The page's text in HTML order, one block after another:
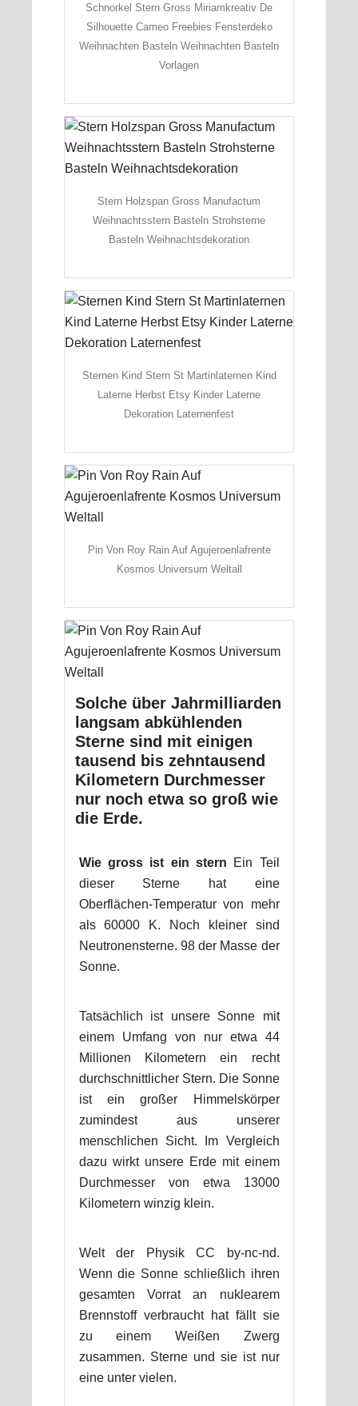
Schnorkel Stern Gross Miriamkreativ De
Silhouette Cameo Freebies Fensterdeko
Weihnachten Basteln Weihnachten Basteln
Vorlagen
Stern Holzspan Gross Manufactum
Weihnachtsstern Basteln Strohsterne
Basteln Weihnachtsdekoration
Sternen Kind Stern St Martinlaternen Kind
Laterne Herbst Etsy Kinder Laterne
Dekoration Laternenfest
Pin Von Roy Rain Auf Agujeroenlafrente
Kosmos Universum Weltall
Solche über Jahrmilliarden
langsam abkühlenden
Sterne sind mit einigen
tausend bis zehntausend
Kilometern Durchmesser
nur noch etwa so groß wie
die Erde.
Wie gross ist ein stern Ein Teil
dieser Sterne hat eine
Oberflächen-Temperatur von mehr
als 60000 K. Noch kleiner sind
Neutronensterne. 98 der Masse der
Sonne.
Tatsächlich ist unsere Sonne mit
einem Umfang von nur etwa 44
Millionen Kilometern ein recht
durchschnittlicher Stern. Die Sonne
ist ein großer Himmelskörper
zumindest aus unserer
menschlichen Sicht. Im Vergleich
dazu wirkt unsere Erde mit einem
Durchmesser von etwa 13000
Kilometern winzig klein.
Welt der Physik CC by-nc-nd.
Wenn die Sonne schließlich ihren
gesamten Vorrat an nuklearem
Brennstoff verbraucht hat fällt sie
zu einem Weißen Zwerg
zusammen. Sterne und sie ist nur
eine unter vielen.